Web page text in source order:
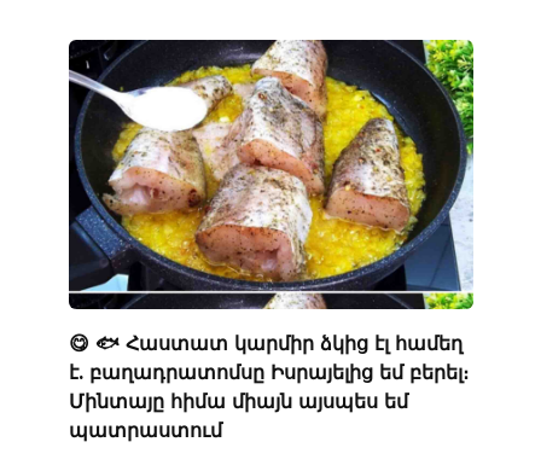
😋 🐟 Հաստատ կարմիր ձկից էլ համեղ
է. բաղադրատոմսը Իսրայելից եմ բերել։
Մինտայը հիմա միայն այսպես եմ
պատրաստում